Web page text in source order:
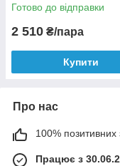
Готово до відправки
2 510 ₴/пара
Купити
Про нас
100% позитивних
Працює з